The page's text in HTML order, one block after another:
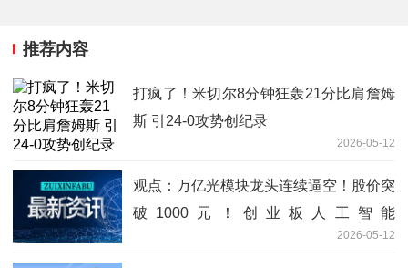
推荐内容
打疯了！米切尔8分钟狂轰21分比肩詹姆
斯 引24-0攻势创纪录
2026-05-12
观点：万亿光模块龙头连续逼空！股价突
破1000元！创业板人工智能
ETF（159363）逆市涨逾1%再创新高
2026-05-12